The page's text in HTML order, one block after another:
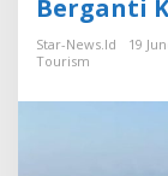
Berganti
Star-News.id
19
Tourism